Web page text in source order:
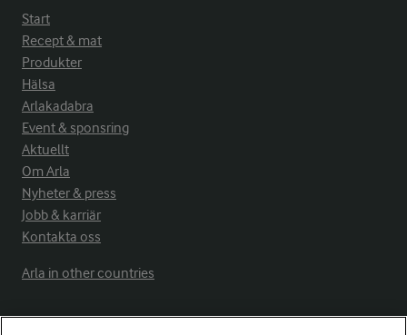
Start
Recept & mat
Produkter
Hälsa
Arlakadabra
Event & sponsring
Aktuellt
Om Arla
Nyheter & press
Jobb & karriär
Kontakta oss
Arla in other countries